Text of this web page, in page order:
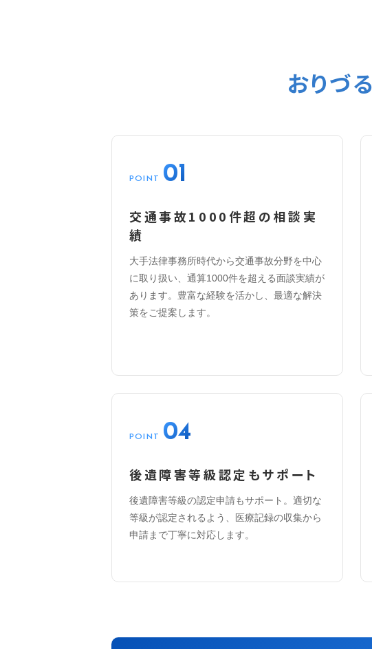
おりづ
POINT 01
交通事故1000件超の相談実
績
大手法律事務所時代から交通事故分野を中心
に取り扱い、通算1000件を超える面談実績が
あります。豊富な経験を活かし、最適な解決
策をご提案します。
POINT 04
後遺障害等級認定もサポート
後遺障害等級の認定申請もサポート。適切な
等級が認定されるよう、医療記録の収集から
申請まで丁寧に対応します。